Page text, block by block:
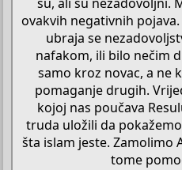
ovakvih negativnih
ubraja se
nafakom, ili bilo nečim
samo kroz novac, a ne
pomaganje drugih.
kojoj nas poučava
truda uložili da
šta islam jeste. Zamolimo
tome